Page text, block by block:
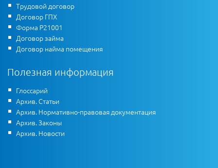
Трудовой договор
Договор ГПХ
Форма Р21001
Договор займа
Договор найма помещения
Полезная информация
Глоссарий
Архив. Статьи
Архив. Нормативно-правовая документация
Архив. Законы
Архив. Новости